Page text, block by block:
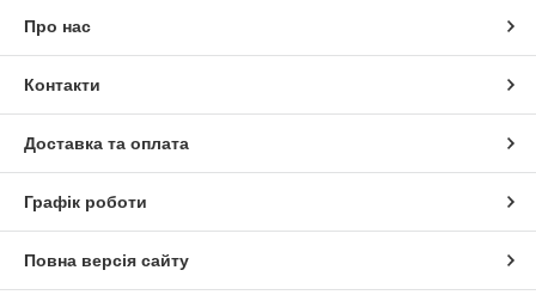
Про нас
Контакти
Доставка та оплата
Графік роботи
Повна версія сайту